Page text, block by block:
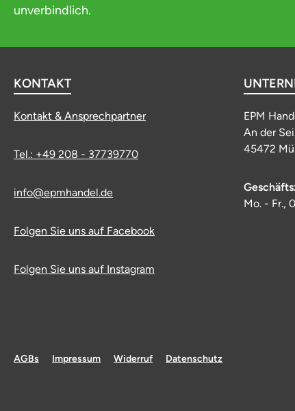
unverbindlich.
KONTAKT
Kontakt & Ansprechpartner
Tel.: +49 208 - 37739770
info@epmhandel.de
Folgen Sie uns auf Facebook
Folgen Sie uns auf Instagram
EPM
An der
45472
Mo. - Fr.,
AGBs Impressum Widerruf Datenschutz